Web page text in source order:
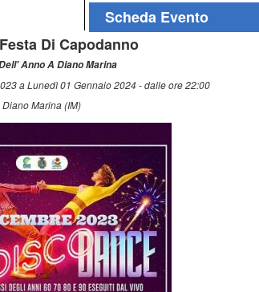
Scheda Evento
Di Capodanno
Anno A Diano Marina
a Lunedì 01 Gennaio 2024 - dalle ore 22:00
Diano Marina (IM)